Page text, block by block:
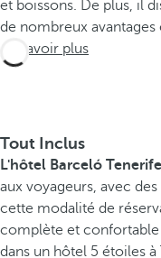
et boissons. De plus, il
de nombreux avantages
En savoir plus
Tout Inclus
L'hôtel Barceló Tenerife
aux voyageurs, avec
cette modalité de
complète et
dans un hôtel 5 étoiles à